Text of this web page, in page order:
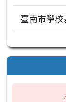
臺南市學